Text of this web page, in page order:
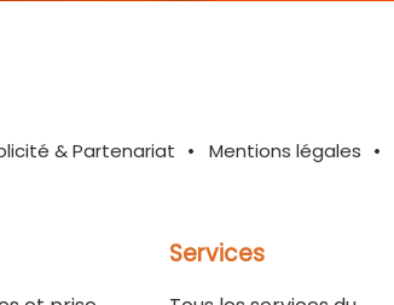
& Partenariat Mentions légales
Services